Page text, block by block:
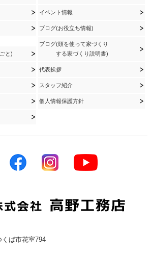
イベント情報
ブログ(お役立ち情報)
と)
ブログ(頭を使って家づくり
する家づくり説明書)
代表挨拶
スタッフ紹介
個人情報保護方針
ば市花室794